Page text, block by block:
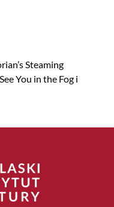
Steaming
You in the Fog i